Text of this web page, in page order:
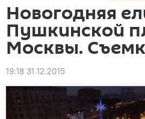
Новогодняя
Пушкинской
Москвы.
19:18 31.12.2015